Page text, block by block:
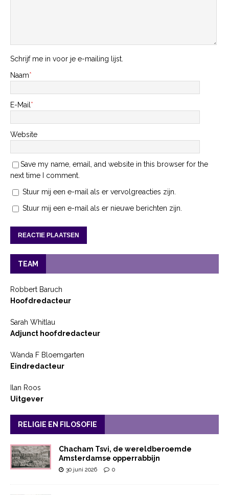
Schrijf me in voor je e-mailing lijst.
Naam*
E-Mail*
Website
Save my name, email, and website in this browser for the
next time I comment.
Stuur mij een e-mail als er vervolgreacties zijn.
Stuur mij een e-mail als er nieuwe berichten zijn.
TEAM
Robbert Baruch
Hoofdredacteur
Sarah Whitlau
Adjunct hoofdredacteur
Wanda F Bloemgarten
Eindredacteur
Ilan Roos
Uitgever
RELIGIE EN FILOSOFIE
Chacham Tsvi, de wereldberoemde
Amsterdamse opperrabbijn
30 juni 2026 0